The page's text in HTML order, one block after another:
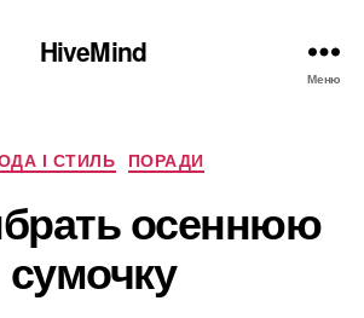
HiveMind
Меню
Категорії
І СТИЛЬ ПОРАДИ
осеннюю
сумочку